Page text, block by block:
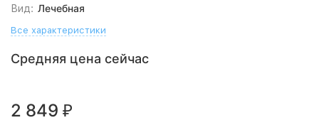
Вид: Лечебная
Все характеристики
Средняя цена сейчас
2 849 ₽